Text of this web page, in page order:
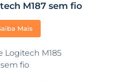
M187 sem fio
Mais